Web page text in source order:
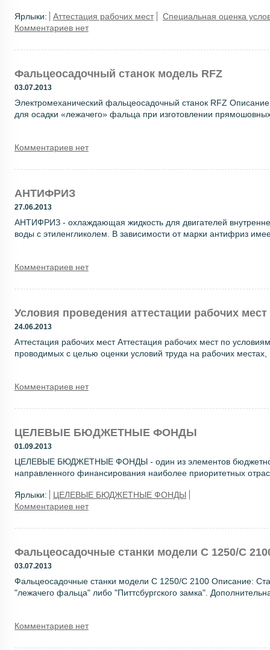
Ярлыки: Аттестация рабочих мест
Специальная оценка
Комментариев нет
Фальцеосадочный станок модель RFZ
03.07.2013
Электромеханический фальцеосадочный станок RFZ
для осадки «лежачего» фальца при изготовлении
Комментариев нет
АНТИФРИЗ
27.06.2013
АНТИФРИЗ - охлаждающая жидкость для двигателей
воды с этиленгликолем. В зависимости от марки антифриз
Комментариев нет
Условия проведения аттестации рабочих мест
24.06.2013
Аттестация рабочих мест Аттестация рабочих мест по
проводимых с целью оценки условий труда на рабочих
Комментариев нет
ЦЕЛЕВЫЕ БЮДЖЕТНЫЕ ФОНДЫ
01.09.2013
ЦЕЛЕВЫЕ БЮДЖЕТНЫЕ ФОНДЫ - один из элементов
направленного финансирования наиболее приоритетных
Ярлыки:
ЦЕЛЕВЫЕ БЮДЖЕТНЫЕ ФОНДЫ
Комментариев нет
Фальцеосадочные станки модели С 1250/С
03.07.2013
Фальцеосадочные станки модели С 1250/С 2100 Описание:
"лежачего фальца" либо "Питтсбургского замка".
Комментариев нет